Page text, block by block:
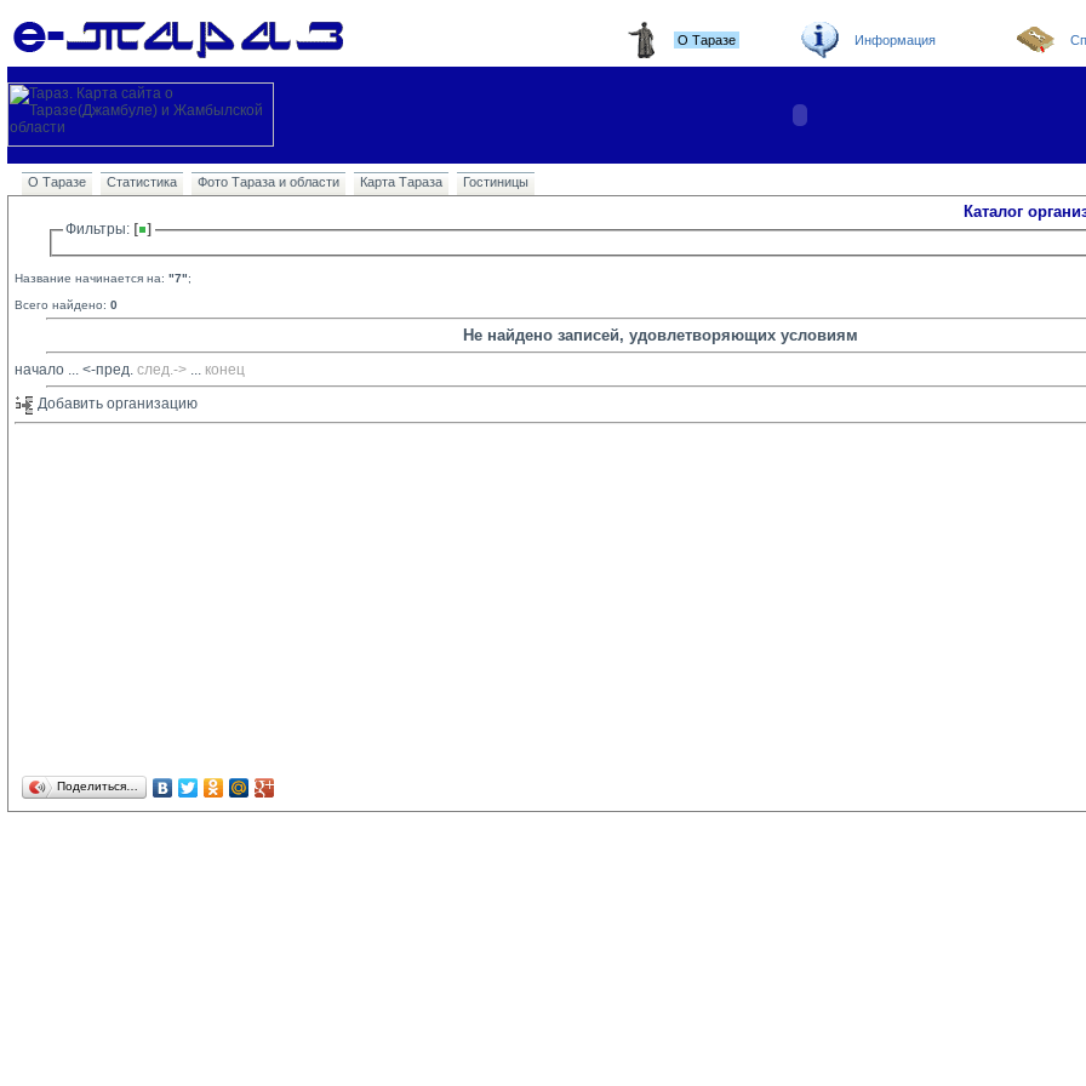
О Таразе Информация
О Таразе Статистика Фото Тараза и области Карта Тараза Гостиницы
Каталог
Фильтры:
Название начинается на: "7";
Всего найдено: 0
Не найдено записей, удовлетворяющих условиям
начало ... <-пред. след.-> ... конец
Добавить организацию
Поделиться…